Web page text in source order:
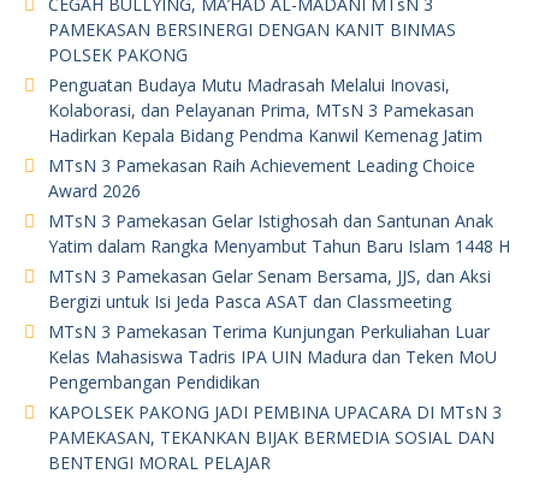
m
PAMEKASAN BERSINERGI DENGAN KANIT BINMAS
POLSEK PAKONG
Penguatan Budaya Mutu Madrasah Melalui Inovasi,
Kolaborasi, dan Pelayanan Prima, MTsN 3 Pamekasan
Hadirkan Kepala Bidang Pendma Kanwil Kemenag Jatim
MTsN 3 Pamekasan Raih Achievement Leading Choice
Award 2026
MTsN 3 Pamekasan Gelar Istighosah dan Santunan Anak
Yatim dalam Rangka Menyambut Tahun Baru Islam 1448 H
MTsN 3 Pamekasan Gelar Senam Bersama, JJS, dan Aksi
Bergizi untuk Isi Jeda Pasca ASAT dan Classmeeting
MTsN 3 Pamekasan Terima Kunjungan Perkuliahan Luar
Kelas Mahasiswa Tadris IPA UIN Madura dan Teken MoU
Pengembangan Pendidikan
KAPOLSEK PAKONG JADI PEMBINA UPACARA DI MTsN 3
PAMEKASAN, TEKANKAN BIJAK BERMEDIA SOSIAL DAN
BENTENGI MORAL PELAJAR